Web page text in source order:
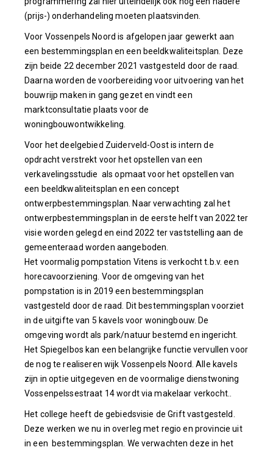
(prijs-) onderhandeling moeten plaatsvinden.
Voor Vossenpels Noord is afgelopen jaar gewerkt aan
een bestemmingsplan en een beeldkwaliteitsplan. Deze
zijn beide 22 december 2021 vastgesteld door de raad.
Daarna worden de voorbereiding voor uitvoering van het
bouwrijp maken in gang gezet en vindt een
marktconsultatie plaats voor de
woningbouwontwikkeling.
Voor het deelgebied Zuiderveld-Oost is intern de
opdracht verstrekt voor het opstellen van een
verkavelingsstudie als opmaat voor het opstellen van
een beeldkwaliteitsplan en een concept
ontwerpbestemmingsplan. Naar verwachting zal het
ontwerpbestemmingsplan in de eerste helft van 2022 ter
visie worden gelegd en eind 2022 ter vaststelling aan de
gemeenteraad worden aangeboden.
Het voormalig pompstation Vitens is verkocht t.b.v. een
horecavoorziening. Voor de omgeving van het
pompstation is in 2019 een bestemmingsplan
vastgesteld door de raad. Dit bestemmingsplan voorziet
in de uitgifte van 5 kavels voor woningbouw. De
omgeving wordt als park/natuur bestemd en ingericht.
Het Spiegelbos kan een belangrijke functie vervullen voor
de nog te realiseren wijk Vossenpels Noord. Alle kavels
zijn in optie uitgegeven en de voormalige dienstwoning
Vossenpelssestraat 14 wordt via makelaar verkocht..
Het college heeft de gebiedsvisie de Grift vastgesteld.
Deze werken we nu in overleg met regio en provincie uit
in een bestemmingsplan. We verwachten deze in het